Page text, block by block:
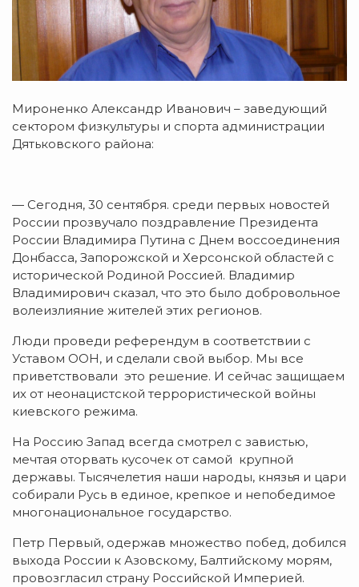
Мироненко Александр Иванович – заведующий
сектором физкультуры и спорта администрации
Дятьковского района:
— Сегодня, 30 сентября. среди первых новостей
России прозвучало поздравление Президента
России Владимира Путина с Днем воссоединения
Донбасса, Запорожской и Херсонской областей с
исторической Родиной Россией. Владимир
Владимирович сказал, что это было добровольное
волеизлияние жителей этих регионов.
Люди проведи референдум в соответствии с
Уставом ООН, и сделали свой выбор. Мы все
приветствовали это решение. И сейчас защищаем
их от неонацистской террористической войны
киевского режима.
На Россию Запад всегда смотрел с завистью,
мечтая оторвать кусочек от самой крупной
державы. Тысячелетия наши народы, князья и цари
собирали Русь в единое, крепкое и непобедимое
многонациональное государство.
Петр Первый, одержав множество побед, добился
выхода России к Азовскому, Балтийскому морям,
провозгласил страну Российской Империей.